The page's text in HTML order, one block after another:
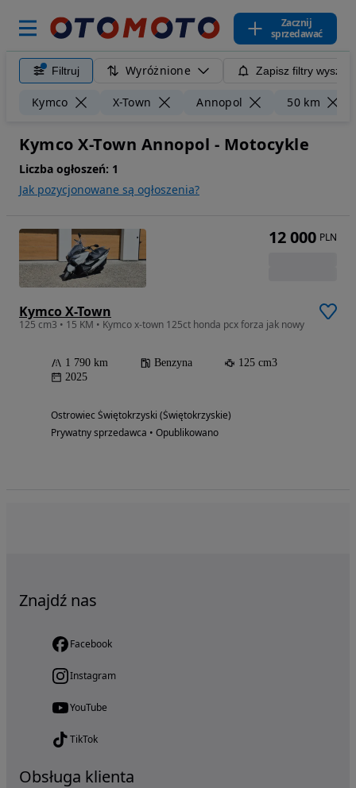
Zacznij
sprzedawać
Filtruj Wyróżnione Zapisz filtry
Kymco X-Town Annopol 50 km
Kymco X-Town Annopol - Motocykle
Liczba ogłoszeń: 1
Jak pozycjonowane są ogłoszenia?
Kymco X-Town
125 cm3 • 15 KM • Kymco x-town 125ct honda pcx forza jak nowy
1 790 km Benzyna
125 cm3
2025
Ostrowiec Świętokrzyski (Świętokrzyskie)
Prywatny sprzedawca • Opublikowano
12 000 PLN
Znajdź nas
Facebook
Instagram
YouTube
TikTok
Obsługa klienta